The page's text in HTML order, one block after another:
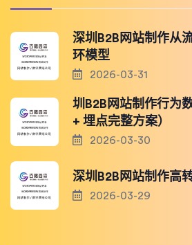
深圳B2B网站制作从
环模型
2026-03-31
圳B2B网站制作行为
+ 埋点完整方案）
2026-03-30
深圳B2B网站制作高
2026-03-29